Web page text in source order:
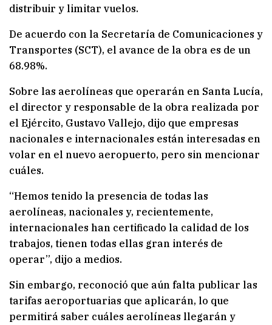
distribuir y limitar vuelos.
De acuerdo con la Secretaría de Comunicaciones y
Transportes (SCT), el avance de la obra es de un
68.98%.
Sobre las aerolíneas que operarán en Santa Lucía,
el director y responsable de la obra realizada por
el Ejército, Gustavo Vallejo, dijo que empresas
nacionales e internacionales están interesadas en
volar en el nuevo aeropuerto, pero sin mencionar
cuáles.
“Hemos tenido la presencia de todas las
aerolíneas, nacionales y, recientemente,
internacionales han certificado la calidad de los
trabajos, tienen todas ellas gran interés de
operar”, dijo a medios.
Sin embargo, reconoció que aún falta publicar las
tarifas aeroportuarias que aplicarán, lo que
permitirá saber cuáles aerolíneas llegarán y